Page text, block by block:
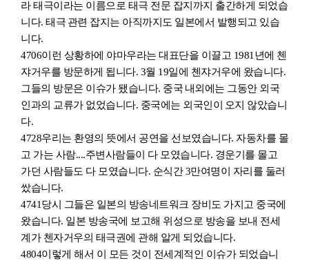
라 태극이라는 이름으로 태극 전문 잡지까지 출간하게 되었습
니다. 태극 관련 잡지는 아직까지도 일본에서 발행되고 있습
니다.
4706이런 상황하에 야마우라는 대표단을 이끌고 1981년에 첸
쟈거우를 방문하게 됩니다. 3월 19일에 첸쟈거우에 왔습니다.
그들의 방문은 이슈가 됐습니다. 중국 내외에는 그동안 외국
인과의 교류가 없었습니다. 중국에는 외국인이 오지 않았습니
다.
4728우리는 환영의 뜻에서 공연을 선보였습니다. 자동차를 몰
고 가는 사람....주변사람들이 다 모였습니다. 경운기를 몰고
가던 사람들도 다 모였습니다. 순식간 3만여명이 자리를 둘러
쌌습니다.
4741당시 그들은 일본의 방송네트워크 장비도 가지고 중국에
왔습니다. 일본 방송국에 보고해 위성으로 방송을 보내 전세
계가 첸자거우의 태극권에 관해 알게 되었습니다.
4804이렇게 해서 이 모든 것이 전세계적인 이슈가 되었습니